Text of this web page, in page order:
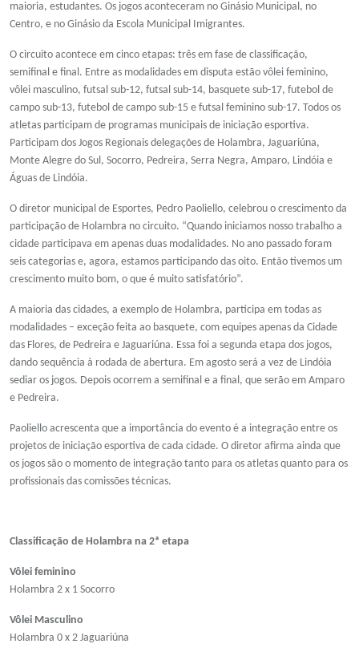
maioria, estudantes. Os jogos aconteceram no Ginásio Municipal, no
Centro, e no Ginásio da Escola Municipal Imigrantes.
O circuito acontece em cinco etapas: três em fase de classificação,
semifinal e final. Entre as modalidades em disputa estão vôlei feminino,
vôlei masculino, futsal sub-12, futsal sub-14, basquete sub-17, futebol de
campo sub-13, futebol de campo sub-15 e futsal feminino sub-17. Todos os
atletas participam de programas municipais de iniciação esportiva.
Participam dos Jogos Regionais delegações de Holambra, Jaguariúna,
Monte Alegre do Sul, Socorro, Pedreira, Serra Negra, Amparo, Lindóia e
Águas de Lindóia.
O diretor municipal de Esportes, Pedro Paoliello, celebrou o crescimento da
participação de Holambra no circuito. “Quando iniciamos nosso trabalho a
cidade participava em apenas duas modalidades. No ano passado foram
seis categorias e, agora, estamos participando das oito. Então tivemos um
crescimento muito bom, o que é muito satisfatório”.
A maioria das cidades, a exemplo de Holambra, participa em todas as
modalidades – exceção feita ao basquete, com equipes apenas da Cidade
das Flores, de Pedreira e Jaguariúna. Essa foi a segunda etapa dos jogos,
dando sequência à rodada de abertura. Em agosto será a vez de Lindóia
sediar os jogos. Depois ocorrem a semifinal e a final, que serão em Amparo
e Pedreira.
Paoliello acrescenta que a importância do evento é a integração entre os
projetos de iniciação esportiva de cada cidade. O diretor afirma ainda que
os jogos são o momento de integração tanto para os atletas quanto para os
profissionais das comissões técnicas.
Classificação de Holambra na 2ª etapa
Vôlei feminino
Holambra 2 x 1 Socorro
Vôlei Masculino
Holambra 0 x 2 Jaguariúna